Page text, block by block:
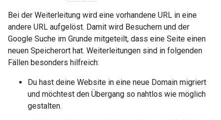
Bei der Weiterleitung wird eine vorhandene URL in eine
andere URL aufgelöst. Damit wird Besuchern und der
Google Suche im Grunde mitgeteilt, dass eine Seite einen
neuen Speicherort hat. Weiterleitungen sind in folgenden
Fällen besonders hilfreich:
Du hast deine Website in eine neue Domain migriert
und möchtest den Übergang so nahtlos wie möglich
gestalten.